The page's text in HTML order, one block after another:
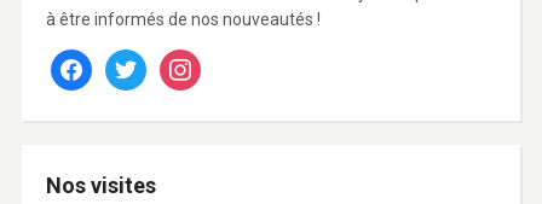
à être informés de nos nouveautés !
facebooktwitter instagram
Nos visites